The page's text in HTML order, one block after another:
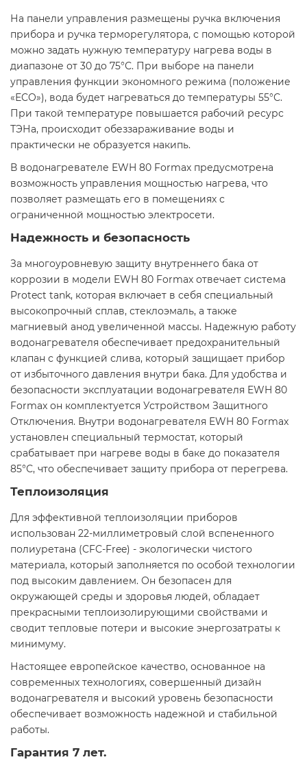
На панели управления размещены ручка включения
прибора и ручка терморегулятора, с помощью которой
можно задать нужную температуру нагрева воды в
диапазоне от 30 до 75°С. При выборе на панели
управления функции экономного режима (положение
«ЕCO»), вода будет нагреваться до температуры 55°С.
При такой температуре повышается рабочий ресурс
ТЭНа, происходит обеззараживание воды и
практически не образуется накипь.
В водонагревателе EWH 80 Formax предусмотрена
возможность управления мощностью нагрева, что
позволяет размещать его в помещениях с
ограниченной мощностью электросети.
Надежность и безопасность
За многоуровневую защиту внутреннего бака от
коррозии в модели EWH 80 Formax отвечает система
Protect tank, которая включает в себя специальный
высокопрочный сплав, стеклоэмаль, а также
магниевый анод увеличенной массы. Надежную работу
водонагревателя обеспечивает предохранительный
клапан с функцией слива, который защищает прибор
от избыточного давления внутри бака. Для удобства и
безопасности эксплуатации водонагревателя EWH 80
Formax он комплектуется Устройством Защитного
Отключения. Внутри водонагревателя EWH 80 Formax
установлен специальный термостат, который
срабатывает при нагреве воды в баке до показателя
85°С, что обеспечивает защиту прибора от перегрева.
Теплоизоляция
Для эффективной теплоизоляции приборов
использован 22-миллиметровый слой вспененного
полиуретана (CFC-Free) - экологически чистого
материала, который заполняется по особой технологии
под высоким давлением. Он безопасен для
окружающей среды и здоровья людей, обладает
прекрасными теплоизолирующими свойствами и
сводит тепловые потери и высокие энергозатраты к
минимуму.
Настоящее европейское качество, основанное на
современных технологиях, совершенный дизайн
водонагревателя и высокий уровень безопасности
обеспечивает возможность надежной и стабильной
работы.
Гарантия 7 лет.